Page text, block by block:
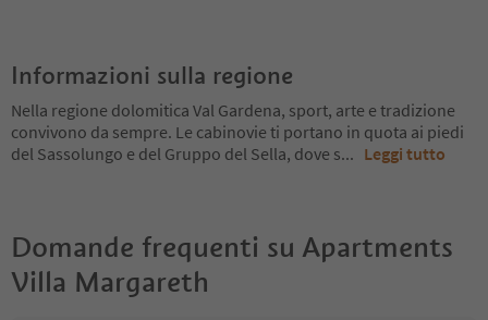
Informazioni sulla regione
Nella regione dolomitica Val Gardena, sport, arte e tradizione
convivono da sempre. Le cabinovie ti portano in quota ai piedi
del Sassolungo e del Gruppo del Sella, dove s... Leggi tutto
Domande frequenti su Apartments
Villa Margareth